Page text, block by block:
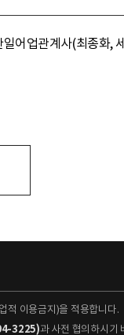
어업관계사(최종화,
적 이용금지)을 적용합니다.
3225)과 사전 협의하시기